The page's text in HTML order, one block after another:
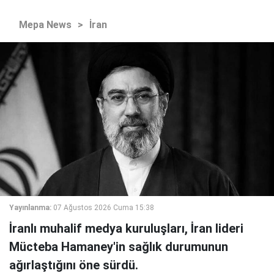
Mepa News > İran
Yayınlanma: 07 Ağustos 2026 Cuma 15:38
İranlı muhalif medya kuruluşları, İran lideri
Mücteba Hamaney'in sağlık durumunun
ağırlaştığını öne sürdü.